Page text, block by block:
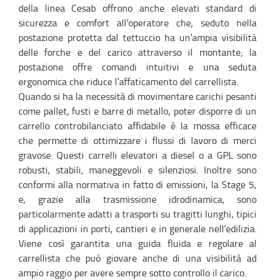
della linea Cesab offrono anche elevati standard di
sicurezza e comfort all’operatore che, seduto nella
postazione protetta dal tettuccio ha un’ampia visibilità
delle forche e del carico attraverso il montante; la
postazione offre comandi intuitivi e una seduta
ergonomica che riduce l’affaticamento del carrellista.
Quando si ha la necessità di movimentare carichi pesanti
come pallet, fusti e barre di metallo, poter disporre di un
carrello controbilanciato affidabile è la mossa efficace
che permette di ottimizzare i flussi di lavoro di merci
gravose. Questi carrelli elevatori a diesel o a GPL sono
robusti, stabili, maneggevoli e silenziosi. Inoltre sono
conformi alla normativa in fatto di emissioni, la Stage 5,
e, grazie alla trasmissione idrodinamica, sono
particolarmente adatti a trasporti su tragitti lunghi, tipici
di applicazioni in porti, cantieri e in generale nell’edilizia.
Viene così garantita una guida fluida e regolare al
carrellista che può giovare anche di una visibilità ad
ampio raggio per avere sempre sotto controllo il carico.